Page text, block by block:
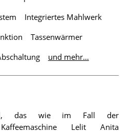
Integriertes Mahlwerk
Tassenwärmer
und mehr…
das wie im Fall der
Kaffeemaschine Lelit Anita